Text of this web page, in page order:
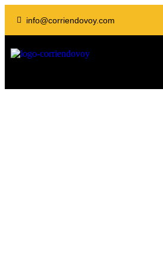
info@corriendovoy.com